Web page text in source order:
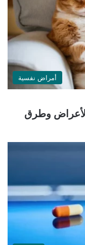
أمراض نفسية
وطرق